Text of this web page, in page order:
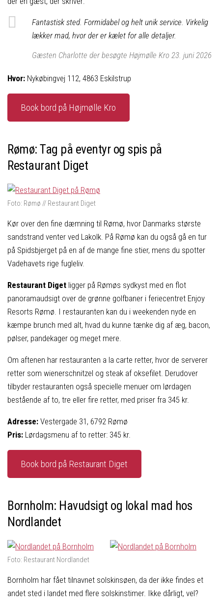
Fantastisk sted. Formidabel og helt unik service. Virkelig
lækker mad, hvor der er kælet for alle detaljer.
Gæsten Charlotte der besøgte Højmølle Kro 23. juni 2026
Hvor: Nykøbingvej 112, 4863 Eskilstrup
Book bord på Højmølle Kro
Rømø: Tag på eventyr og spis på
Restaurant Diget
Foto: Rømø // Restaurant Diget
Kør over den fine dæmning til Rømø, hvor Danmarks største
sandstrand venter ved Lakolk. På Rømø kan du også gå en tur
på Spidsbjerget på en af de mange fine stier, mens du spotter
Vadehavets rige fugleliv.
Restaurant Diget ligger på Rømøs sydkyst med en flot
panoramaudsigt over de grønne golfbaner i feriecentret Enjoy
Resorts Rømø. I restauranten kan du i weekenden nyde en
kæmpe brunch med alt, hvad du kunne tænke dig af æg, bacon,
pølser, pandekager og meget mere.
Om aftenen har restauranten a la carte retter, hvor de serverer
retter som wienerschnitzel og steak af oksefilet. Derudover
tilbyder restauranten også specielle menuer om lørdagen
bestående af to, tre eller fire retter, med priser fra 345 kr.
Adresse: Vestergade 31, 6792 Rømø
Pris: Lørdagsmenu af to retter: 345 kr.
Book bord på Restaurant Diget
Bornholm: Havudsigt og lokal mad hos
Nordlandet
Foto: Restaurant Nordlandet
Bornholm har fået tilnavnet solskinsøen, da der ikke findes et
andet sted i landet med flere solskinstimer. Ikke dårligt, vel?